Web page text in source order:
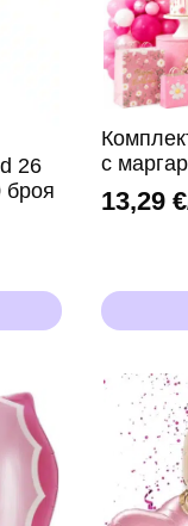
26
броя
с
13,29€